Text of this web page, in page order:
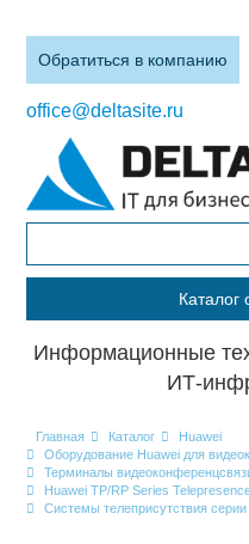
Обратиться в компанию
office@deltasite.ru
Каталог
Информационные
ИТ-
Главная Каталог
Huawei
Оборудование Huawei для
Терминалы
Huawei TP/RP Series
Системы телеприсутствия